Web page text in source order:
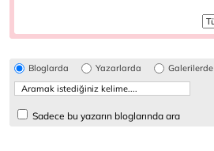
Bloglarda Yazarlarda Galerilerde
Sadece bu yazarın bloglarında ara